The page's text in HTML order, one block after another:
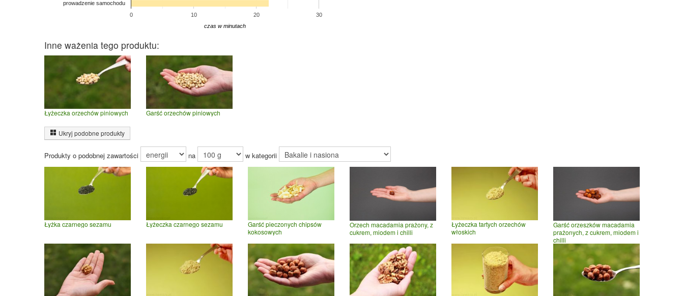
0 10 20 30
prowadzenie samochodu
czas w minutach
Inne ważenia tego produktu:
Łyżeczka orzechów piniowych Garść orzechów piniowych
Ukryj podobne produkty
Produkty o podobnej zawartości na w kategorii
Łyżka czarnego sezamu Łyżeczka czarnego sezamu
Garść pieczonych chipsów
kokosowych
Orzech macadamia prażony, z
cukrem, miodem i chilli
Łyżeczka tartych orzechów
włoskich
Garść orzeszków macadamia
prażonych, z cukrem, miodem i
chilli